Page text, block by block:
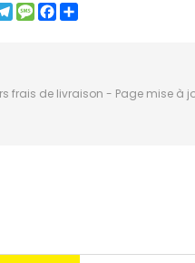
Telegram
MessageFacebook
frais de livraison - Page mise à